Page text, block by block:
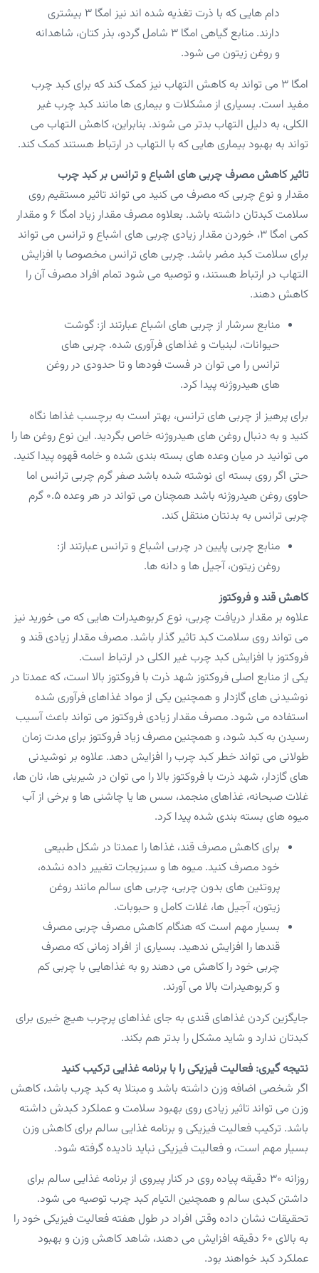
دام هایی که با ذرت تغذیه شده اند نیز امگا ۳ بیشتری
دارند. منابع گیاهی امگا ۳ شامل گردو، بذر کتان، شاهدانه
و روغن زیتون می شود.
امگا ۳ می تواند به کاهش التهاب نیز کمک کند که برای کبد چرب
مفید است. بسیاری از مشکلات و بیماری ها مانند کبد چرب غیر
الکلی، به دلیل التهاب بدتر می شوند. بنابراین، کاهش التهاب می
تواند به بهبود بیماری هایی که با التهاب در ارتباط هستند کمک کند.
تاثیر کاهش مصرف چربی های اشباع و ترانس بر کبد چرب
مقدار و نوع چربی که مصرف می کنید می تواند تاثیر مستقیم روی
سلامت کبدتان داشته باشد. بعلاوه مصرف مقدار زیاد امگا ۶ و مقدار
کمی امگا ۳، خوردن مقدار زیادی چربی های اشباع و ترانس می تواند
برای سلامت کبد مضر باشد. چربی های ترانس مخصوصا با افزایش
التهاب در ارتباط هستند، و توصیه می شود تمام افراد مصرف آن را
کاهش دهند.
منابع سرشار از چربی های اشباع عبارتند از: گوشت
حیوانات، لبنیات و غذاهای فرآوری شده. چربی های
ترانس را می توان در فست فودها و تا حدودی در روغن
های هیدروژنه پیدا کرد.
برای پرهیز از چربی های ترانس، بهتر است به برچسب غذاها نگاه
کنید و به دنبال روغن های هیدروژنه خاص بگردید. این نوع روغن ها را
می توانید در میان وعده های بسته بندی شده و خامه قهوه پیدا کنید.
حتی اگر روی بسته ای نوشته شده باشد صفر گرم چربی ترانس اما
حاوی روغن هیدروژنه باشد همچنان می تواند در هر وعده ۰.۵ گرم
چربی ترانس به بدنتان منتقل کند.
منابع چربی پایین در چربی اشباع و ترانس عبارتند از:
روغن زیتون، آجیل ها و دانه ها.
کاهش قند و فروکتوز
علاوه بر مقدار دریافت چربی، نوع کربوهیدرات هایی که می خورید نیز
می تواند روی سلامت کبد تاثیر گذار باشد. مصرف مقدار زیادی قند و
فروکتوز با افزایش کبد چرب غیر الکلی در ارتباط است.
یکی از منابع اصلی فروکتوز شهد ذرت با فروکتوز بالا است، که عمدتا در
نوشیدنی های گازدار و همچنین یکی از مواد غذاهای فرآوری شده
استفاده می شود. مصرف مقدار زیادی فروکتوز می تواند باعث آسیب
رسیدن به کبد شود، و همچنین مصرف زیاد فروکتوز برای مدت زمان
طولانی می تواند خطر کبد چرب را افزایش دهد. علاوه بر نوشیدنی
های گازدار، شهد ذرت با فروکتوز بالا را می توان در شیرینی ها، نان ها،
غلات صبحانه، غذاهای منجمد، سس ها یا چاشنی ها و برخی از آب
میوه های بسته بندی شده پیدا کرد.
برای کاهش مصرف قند، غذاها را عمدتا در شکل طبیعی
خود مصرف کنید. میوه ها و سبزیجات تغییر داده نشده،
پروتئین های بدون چربی، چربی های سالم مانند روغن
زیتون، آجیل ها، غلات کامل و حبوبات.
بسیار مهم است که هنگام کاهش مصرف چربی مصرف
قندها را افزایش ندهید. بسیاری از افراد زمانی که مصرف
چربی خود را کاهش می دهند رو به غذاهایی با چربی کم
و کربوهیدرات بالا می آورند.
جایگزین کردن غذاهای قندی به جای غذاهای پرچرب هیچ خیری برای
کبدتان ندارد و شاید مشکل را بدتر هم بکند.
نتیجه گیری: فعالیت فیزیکی را با برنامه غذایی ترکیب کنید
اگر شخصی اضافه وزن داشته باشد و مبتلا به کبد چرب باشد، کاهش
وزن می تواند تاثیر زیادی روی بهبود سلامت و عملکرد کبدش داشته
باشد. ترکیب فعالیت فیزیکی و برنامه غذایی سالم برای کاهش وزن
بسیار مهم است، و فعالیت فیزیکی نباید نادیده گرفته شود.
روزانه ۳۰ دقیقه پیاده روی در کنار پیروی از برنامه غذایی سالم برای
داشتن کبدی سالم و همچنین التیام کبد چرب توصیه می شود.
تحقیقات نشان داده وقتی افراد در طول هفته فعالیت فیزیکی خود را
به بالای ۶۰ دقیقه افزایش می دهند، شاهد کاهش وزن و بهبود
عملکرد کبد خواهند بود.